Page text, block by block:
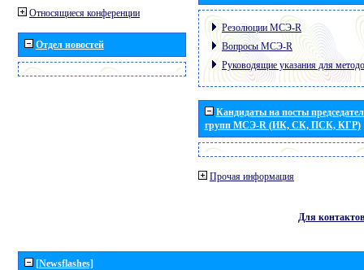
Относящиеся конференции
Отдел новостей
Резолюции МСЭ-R
Вопросы МСЭ-R
Руководящие указания для
Кандидаты на посты
групп МСЭ-R (ИК, СК, ПСК, КГР)
Прочая информация
Для контактов
[Newsflashes]